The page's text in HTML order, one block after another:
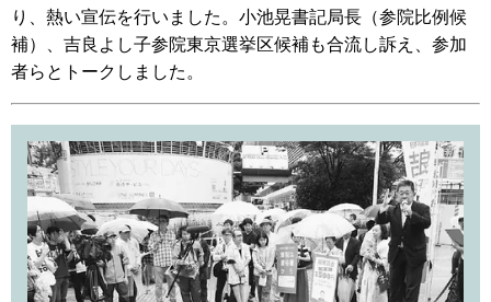
り、熱い宣伝を行いました。小池晃書記局長（参院比例候
補）、吉良よし子参院東京選挙区候補も合流し訴え、参加
者らとトークしました。